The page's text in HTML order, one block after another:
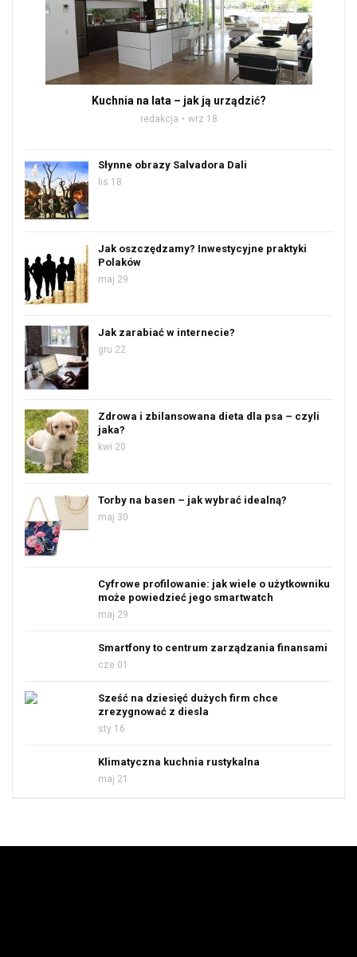
Kuchnia na lata – jak ją urządzić?
redakcja wrz 18
Słynne obrazy Salvadora Dali
lis 18
Jak oszczędzamy? Inwestycyjne praktyki
Polaków
maj 29
Jak zarabiać w internecie?
gru 22
Zdrowa i zbilansowana dieta dla psa – czyli
jaka?
kwi 20
Torby na basen – jak wybrać idealną?
maj 30
Cyfrowe profilowanie: jak wiele o użytkowniku
może powiedzieć jego smartwatch
maj 29
Smartfony to centrum zarządzania finansami
cze 01
Sześć na dziesięć dużych firm chce
zrezygnować z diesla
sty 16
Klimatyczna kuchnia rustykalna
maj 21